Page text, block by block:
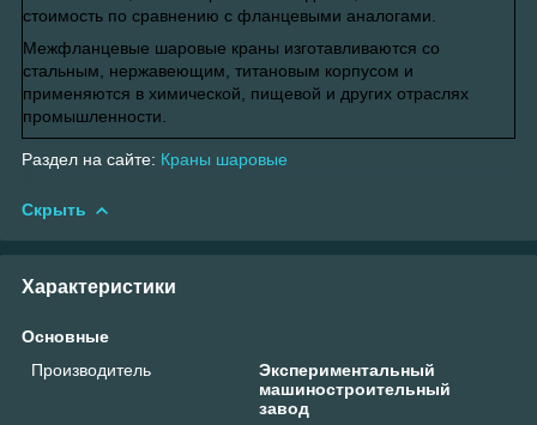
стоимость по сравнению с фланцевыми аналогами.
Межфланцевые шаровые краны изготавливаются со
стальным, нержавеющим, титановым корпусом и
применяются в химической, пищевой и других отраслях
промышленности.
Раздел на сайте: Краны шаровые
Скрыть
Характеристики
Основные
Производитель
Экспериментальный
машиностроительный
завод